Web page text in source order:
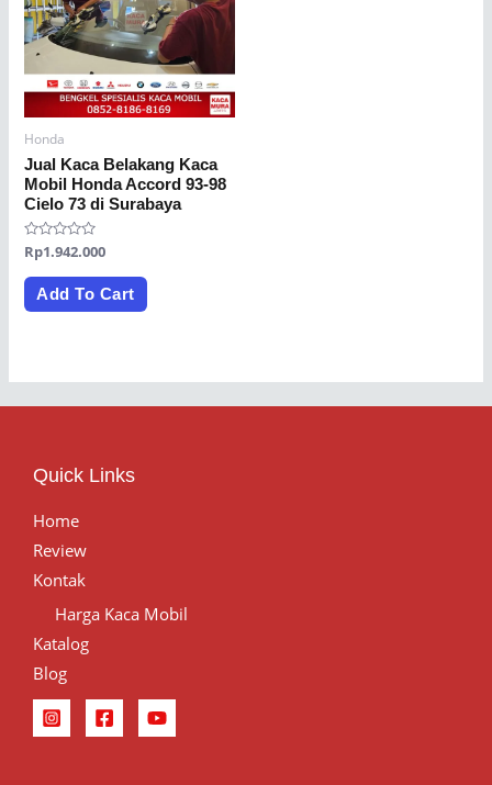
Honda
Jual Kaca Belakang Kaca
Mobil Honda Accord 93-98
Cielo 73 di Surabaya
Rated
0
out
Rp1.942.000
Add To Cart
Quick Links
Home
Review
Kontak
Harga Kaca Mobil
Katalog
Blog